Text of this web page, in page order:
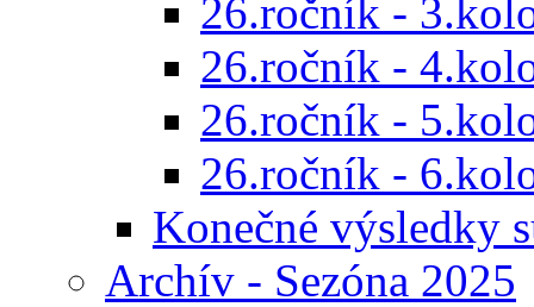
26.ročník -
26.ročník -
26.ročník -
26.ročník -
Konečné výsledky
Archív - Sezóna 2025